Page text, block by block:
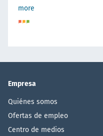
more
Empresa
Quiénes somos
Ofertas de empleo
Centro de medios